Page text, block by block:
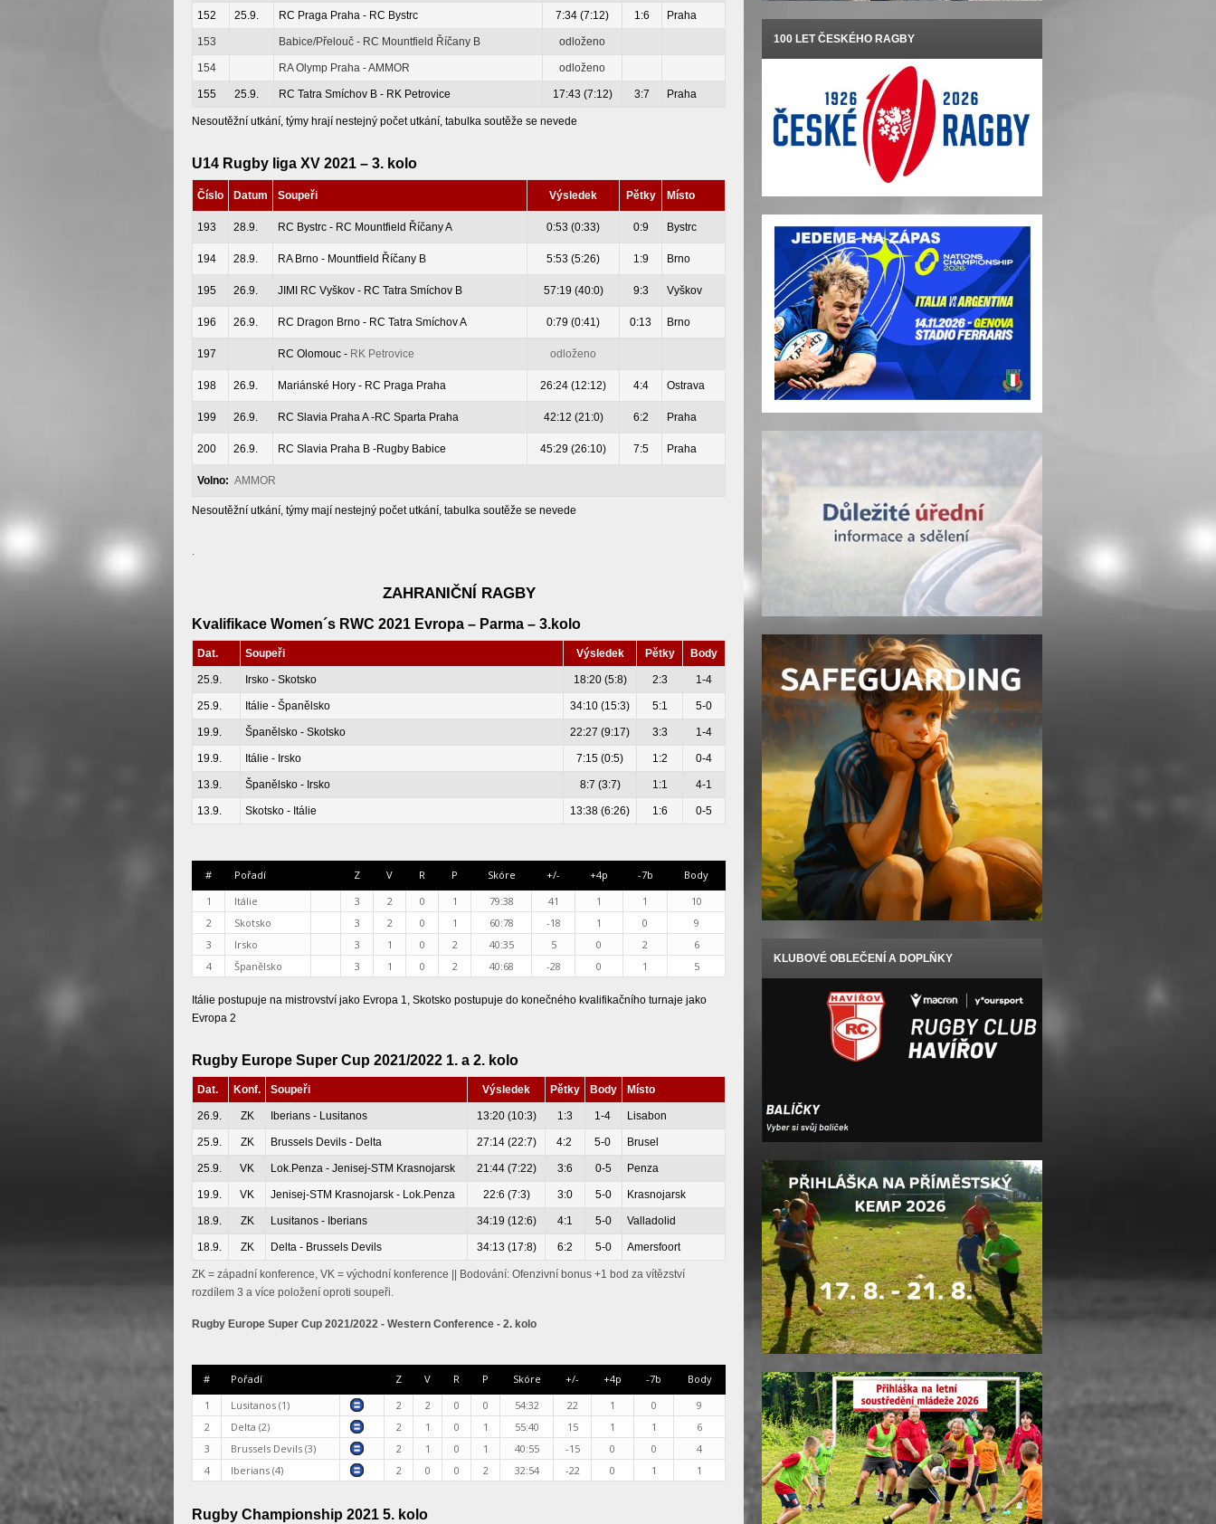
152 25.9. RC Praga Praha - RC Bystrc 7:34 (7:12) 1:6 Praha
153 Babice/Přelouč - RC Mountfield Říčany B odloženo
154 RA Olymp Praha - AMMOR odloženo
155 25.9. RC Tatra Smíchov B - RK Petrovice 17:43 (7:12) 3:7 Praha
Nesoutěžní utkání, týmy hrají nestejný počet utkání, tabulka soutěže se nevede
U14 Rugby liga XV 2021 – 3. kolo
Číslo Datum Soupeři Výsledek Pětky Místo
193 28.9. RC Bystrc - RC Mountfield Říčany A 0:53 (0:33) 0:9 Bystrc
194 28.9. RA Brno - Mountfield Říčany B 5:53 (5:26) 1:9 Brno
195 26.9. JIMI RC Vyškov - RC Tatra Smíchov B 57:19 (40:0) 9:3 Vyškov
196 26.9. RC Dragon Brno - RC Tatra Smíchov A 0:79 (0:41) 0:13 Brno
197 RC Olomouc - RK Petrovice odloženo
198 26.9. Mariánské Hory - RC Praga Praha 26:24 (12:12) 4:4 Ostrava
199 26.9. RC Slavia Praha A -RC Sparta Praha 42:12 (21:0) 6:2 Praha
200 26.9. RC Slavia Praha B -Rugby Babice 45:29 (26:10) 7:5 Praha
Volno: AMMOR
Nesoutěžní utkání, týmy mají nestejný počet utkání, tabulka soutěže se nevede
.
ZAHRANIČNÍ RAGBY
Kvalifikace Women´s RWC 2021 Evropa – Parma – 3.kolo
Dat. Soupeři Výsledek Pětky Body
25.9. Irsko - Skotsko 18:20 (5:8) 2:3 1-4
25.9. Itálie - Španělsko 34:10 (15:3) 5:1 5-0
19.9. Španělsko - Skotsko 22:27 (9:17) 3:3 1-4
19.9. Itálie - Irsko 7:15 (0:5) 1:2 0-4
13.9. Španělsko - Irsko 8:7 (3:7) 1:1 4-1
13.9. Skotsko - Itálie 13:38 (6:26) 1:6 0-5
# Pořadí Z V R P Skóre +/- +4p -7b
Body
1
Itálie 3 2 0 1 79:38 41 1 1
10
2
Skotsko 3 2 0 1 60:78 -18 1 0
9
3
Irsko 3 1 0 2 40:35 5 0 2
6
4
Španělsko 3 1 0 2 40:68 -28 0 1 5
Itálie postupuje na mistrovství jako Evropa 1, Skotsko postupuje do konečného kvalifikačního turnaje jako
Evropa 2
Rugby Europe Super Cup 2021/2022 1. a 2. kolo
Dat. Konf. Soupeři Výsledek Pětky Body Místo
26.9. ZK Iberians - Lusitanos 13:20 (10:3) 1:3 1-4 Lisabon
25.9. ZK Brussels Devils - Delta 27:14 (22:7) 4:2 5-0 Brusel
25.9. VK Lok.Penza - Jenisej-STM Krasnojarsk 21:44 (7:22) 3:6 0-5 Penza
19.9. VK Jenisej-STM Krasnojarsk - Lok.Penza 22:6 (7:3) 3:0 5-0 Krasnojarsk
18.9. ZK Lusitanos - Iberians 34:19 (12:6) 4:1 5-0 Valladolid
18.9. ZK Delta - Brussels Devils 34:13 (17:8) 6:2 5-0 Amersfoort
ZK = západní konference, VK = východní konference || Bodování: Ofenzivní bonus +1 bod za vítězství
rozdílem 3 a více položení oproti soupeři.
Rugby Europe Super Cup 2021/2022 - Western Conference - 2. kolo
# Pořadí Z V R P Skóre +/- +4p -7b
Body
1
Lusitanos (1) 2 2 0 0 54:32 22 1 0
9
2
Delta (2) 2 1 0 1 55:40 15 1 1
6
3
Brussels Devils (3) 2 1 0 1 40:55 -15 0 0
4
4
Iberians (4) 2 0 0 2 32:54 -22 0 1 1
Rugby Championship 2021 5. kolo
100 LET ČESKÉHO RAGBY
KLUBOVÉ OBLEČENÍ A DOPLŇKY